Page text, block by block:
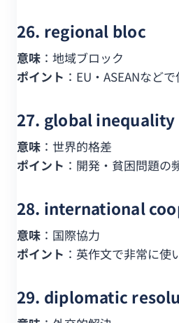
26. regional bloc
意味 ：地域ブロック
ポイント ：EU・ASEANなど
27. global inequality
意味 ：世界的格差
ポイント ：開発・貧困問題の
28. international
意味 ：国際協力
ポイント ：英作文で非常に使
29. diplomatic